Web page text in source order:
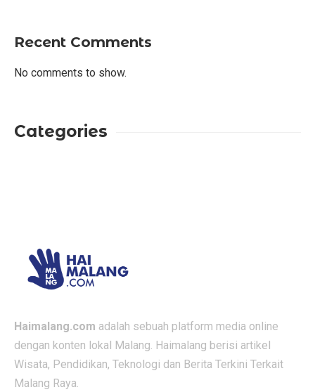
Recent Comments
No comments to show.
Categories
Haimalang.com adalah sebuah platform media online
dengan konten lokal Malang. Haimalang berisi artikel
Wisata, Pendidikan, Teknologi dan Berita Terkini Terkait
Malang Raya.